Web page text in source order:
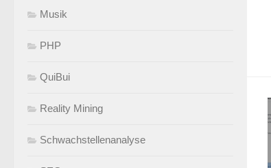
Musik
PHP
QuiBui
Reality Mining
Schwachstellenanalyse